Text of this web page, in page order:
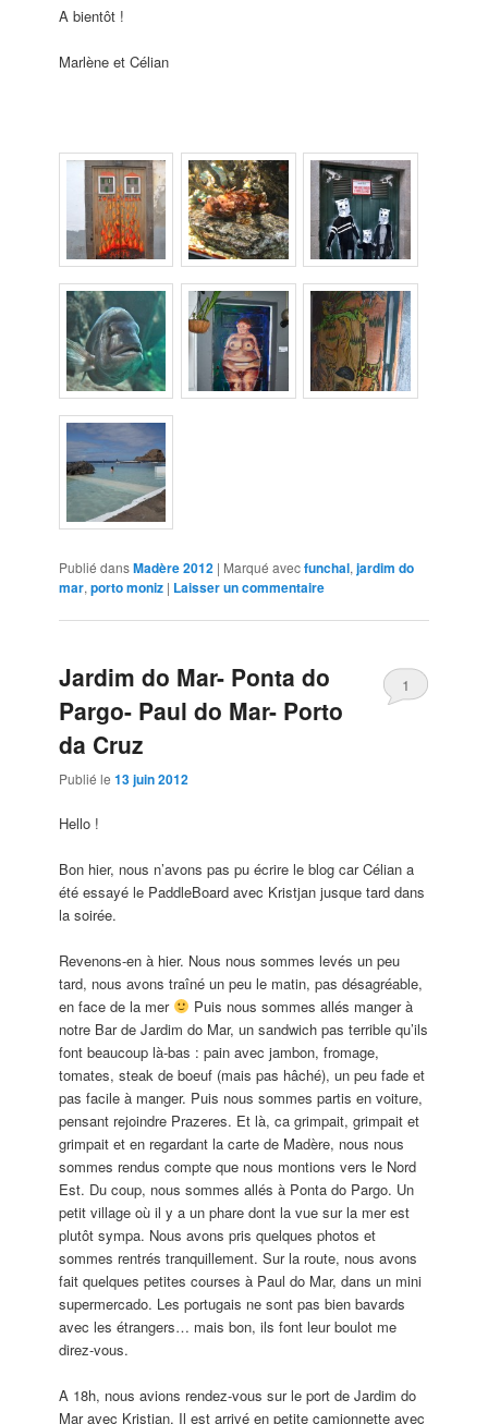
A bientôt !
Marlène et Célian
Publié dansMadère 2012 | Marqué avecfunchal,jardim do
mar,porto moniz | Laisser un commentaire
Jardim do Mar- Ponta do
Pargo- Paul do Mar- Porto
da Cruz
Publié le13 juin 2012
1
Hello !
Bon hier, nous n’avons pas pu écrire le blog car Célian a
été essayé le PaddleBoard avec Kristjan jusque tard dans
la soirée.
Revenons-en à hier. Nous nous sommes levés un peu
tard, nous avons traîné un peu le matin, pas désagréable,
en face de la mer
Puis nous sommes allés manger à
notre Bar de Jardim do Mar, un sandwich pas terrible qu’ils
font beaucoup là-bas : pain avec jambon, fromage,
tomates, steak de boeuf (mais pas hâché), un peu fade et
pas facile à manger. Puis nous sommes partis en voiture,
pensant rejoindre Prazeres. Et là, ca grimpait, grimpait et
grimpait et en regardant la carte de Madère, nous nous
sommes rendus compte que nous montions vers le Nord
Est. Du coup, nous sommes allés à Ponta do Pargo. Un
petit village où il y a un phare dont la vue sur la mer est
plutôt sympa. Nous avons pris quelques photos et
sommes rentrés tranquillement. Sur la route, nous avons
fait quelques petites courses à Paul do Mar, dans un mini
supermercado. Les portugais ne sont pas bien bavards
avec les étrangers… mais bon, ils font leur boulot me
direz-vous.
A 18h, nous avions rendez-vous sur le port de Jardim do
Mar avec Kristjan. Il est arrivé en petite camionnette avec